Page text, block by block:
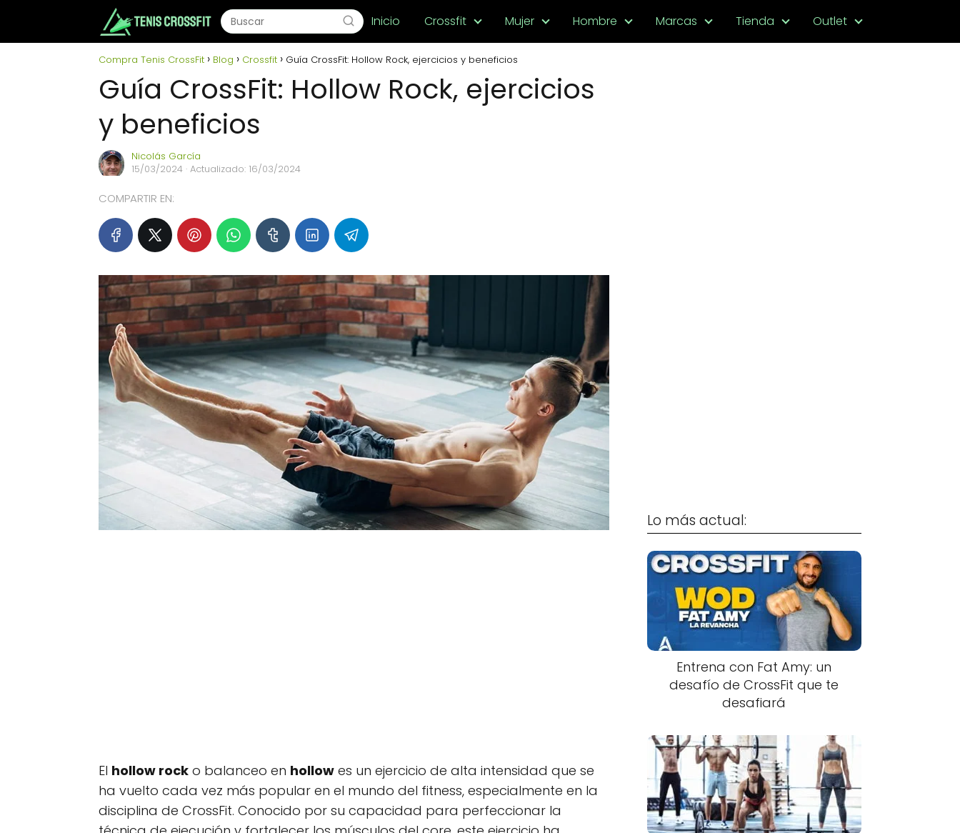
Inicio Crossfit Mujer Hombre Marcas Tienda Outlet
Compra Tenis CrossFit Blog Crossfit Guía CrossFit: Hollow Rock, ejercicios y beneficios
Guía CrossFit: Hollow Rock, ejercicios
y beneficios
Nicolás García
15/03/2024 · Actualizado: 16/03/2024
COMPARTIR EN:
El hollow rock o balanceo en hollow es un ejercicio de alta intensidad que se
ha vuelto cada vez más popular en el mundo del fitness, especialmente en la
disciplina de CrossFit. Conocido por su capacidad para perfeccionar la
Lo más actual:
Entrena con Fat Amy: un
desafío de CrossFit que te
desafiará